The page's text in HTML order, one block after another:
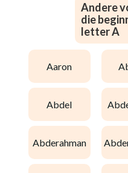
Andere
die
letter A
aaron
abdel
abderahman